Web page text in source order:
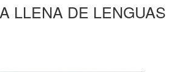
LLENA DE LENGUAS